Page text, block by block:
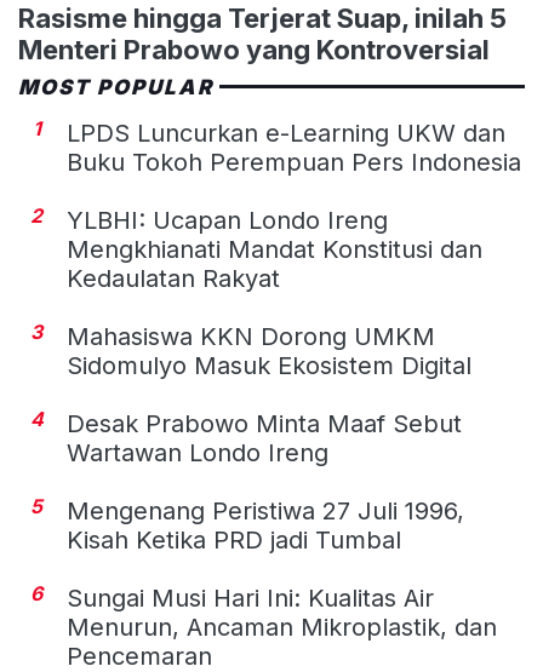
Rasisme hingga Terjerat Suap, inilah 5
Menteri Prabowo yang Kontroversial
MOST POPULAR
1
LPDS Luncurkan e-Learning UKW dan
Buku Tokoh Perempuan Pers Indonesia
2
YLBHI: Ucapan Londo Ireng
Mengkhianati Mandat Konstitusi dan
Kedaulatan Rakyat
3
Mahasiswa KKN Dorong UMKM
Sidomulyo Masuk Ekosistem Digital
4
Desak Prabowo Minta Maaf Sebut
Wartawan Londo Ireng
5
Mengenang Peristiwa 27 Juli 1996,
Kisah Ketika PRD jadi Tumbal
6
Sungai Musi Hari Ini: Kualitas Air
Menurun, Ancaman Mikroplastik, dan
Pencemaran